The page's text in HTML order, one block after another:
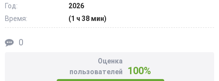
ситуации. Доверять нельзя никому, расслабляться –
тоже. @Filmix.fan
Год:
2026
Время:
(1 ч 38 мин)
0
Оценка
пользователей
100%